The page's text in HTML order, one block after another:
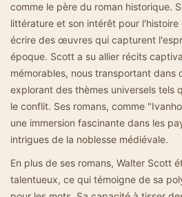
comme le père du roman historique.
littérature et son intérêt pour
écrire des œuvres qui capturent
époque. Scott a su allier récits
mémorables, nous transportant dans
explorant des thèmes universels tels
le conflit. Ses romans, comme
une immersion fascinante dans les
intrigues de la noblesse médiévale.
En plus de ses romans, Walter Scott
talentueux, ce qui témoigne de sa